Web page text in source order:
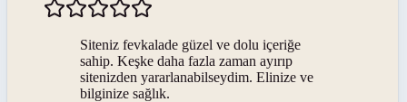
Siteniz fevkalade güzel ve dolu içeriğe
sahip. Keşke daha fazla zaman ayırıp
sitenizden yararlanabilseydim. Elinize ve
bilginize sağlık.